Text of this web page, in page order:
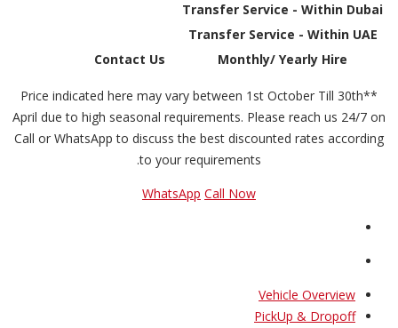
Transfer Service - Within Dubai
Transfer Service - Within UAE
Monthly/ Yearly Hire
Contact Us
**Price indicated here may vary between 1st October Till 30th
April due to high seasonal requirements. Please reach us 24/7 on
Call or WhatsApp to discuss the best discounted rates according
to your requirements.
WhatsApp Call Now
Vehicle Overview
PickUp & Dropoff